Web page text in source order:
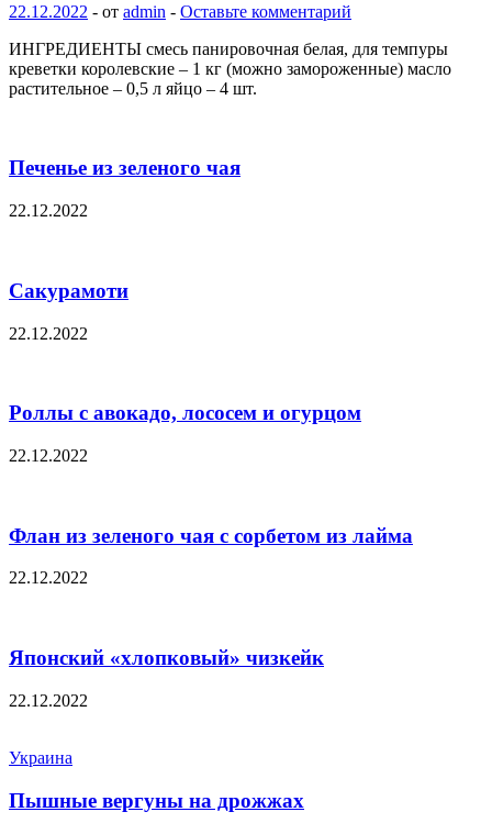
22.12.2022 - от admin - Оставьте комментарий
ИНГРЕДИЕНТЫ смесь панировочная белая, для темпуры
креветки королевские – 1 кг (можно замороженные) масло
растительное – 0,5 л яйцо – 4 шт.
Печенье из зеленого чая
22.12.2022
Сакурамоти
22.12.2022
Роллы с авокадо, лососем и огурцом
22.12.2022
Флан из зеленого чая с сорбетом из лайма
22.12.2022
Японский «хлопковый» чизкейк
22.12.2022
Украина
Пышные вергуны на дрожжах